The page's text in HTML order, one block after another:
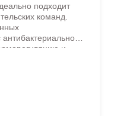
подходит
команд.
и
обладает
и стильным